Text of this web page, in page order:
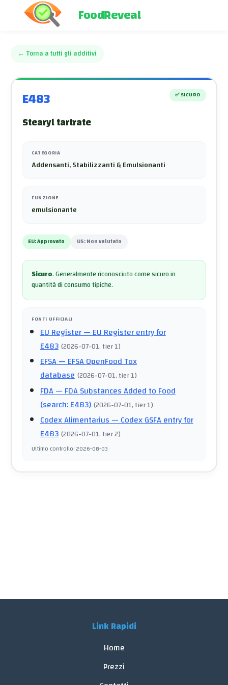
FoodReveal
← Torna a tutti gli additivi
E483 ✅SICURO
Stearyl tartrate
CATEGORIA
Addensanti, Stabilizzanti & Emulsionanti
FUNZIONE
emulsionante
EU:Approvato US:Non valutato
Sicuro.Generalmente riconosciuto come sicuro in
quantità di consumo tipiche.
FONTI UFFICIALI
EU Register— EU Register entry for
E483 (2026-07-01, tier 1)
EFSA— EFSA OpenFood Tox
database (2026-07-01, tier 1)
FDA— FDA Substances Added to Food
(search: E483) (2026-07-01, tier 1)
Codex Alimentarius— Codex GSFA entry for
E483 (2026-07-01, tier 2)
Ultimo controllo:2026-08-03
Link Rapidi
Home
Prezzi